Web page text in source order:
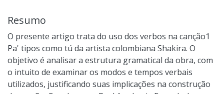
Resumo
O presente artigo trata do uso dos verbos na canção1
Pa' tipos como tú da artista colombiana Shakira. O
objetivo é analisar a estrutura gramatical da obra, com
o intuito de examinar os modos e tempos verbais
utilizados, justificando suas implicações na construção